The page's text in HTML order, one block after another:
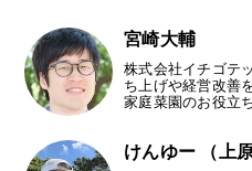
宮崎大輔
株式会社イチゴテ
ち上げや経営改善
家庭菜園のお役立
けんゆー （上